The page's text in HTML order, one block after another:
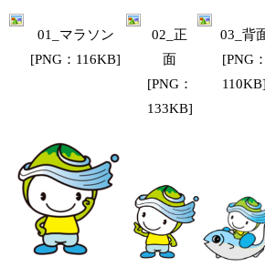
01_マラソン
[PNG：116KB]
02_正
面
[PNG：
133KB]
03_背
[PNG：
110KB]